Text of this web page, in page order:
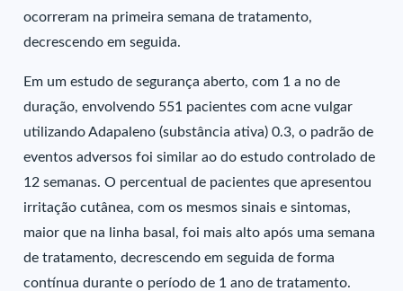
ocorreram na primeira semana de tratamento,
decrescendo em seguida.
Em um estudo de segurança aberto, com 1 a no de
duração, envolvendo 551 pacientes com acne vulgar
utilizando Adapaleno (substância ativa) 0.3, o padrão de
eventos adversos foi similar ao do estudo controlado de
12 semanas. O percentual de pacientes que apresentou
irritação cutânea, com os mesmos sinais e sintomas,
maior que na linha basal, foi mais alto após uma semana
de tratamento, decrescendo em seguida de forma
contínua durante o período de 1 ano de tratamento.